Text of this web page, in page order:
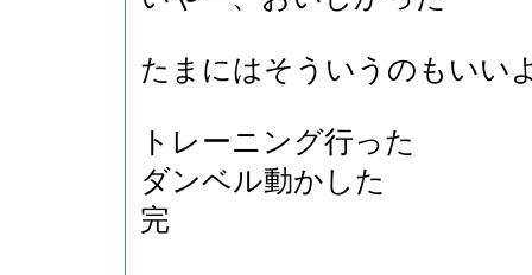
たまにはそういうのもいい
トレーニング行った
ダンベル動かした
完